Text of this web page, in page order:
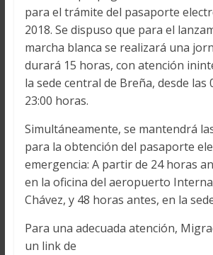
para el trámite del pasaporte
2018. Se dispuso que para el
marcha blanca se realizará una
durará 15 horas, con atención
la sede central de Breña, desde las
23:00 horas.
Simultáneamente, se mantendrá
para la obtención del pasaporte
emergencia: A partir de 24 horas
en la oficina del aeropuerto
Chávez, y 48 horas antes, en la
Para una adecuada atención,
un link de